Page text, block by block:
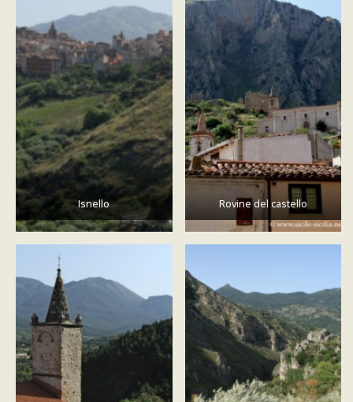
Isnello Rovine del castello